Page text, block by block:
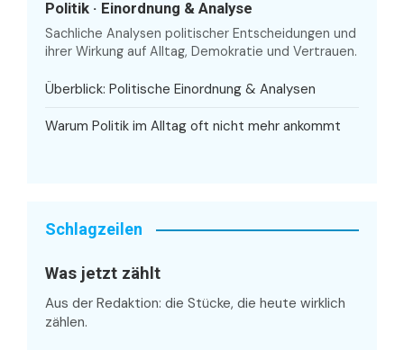
Politik · Einordnung & Analyse
Sachliche Analysen politischer Entscheidungen und
ihrer Wirkung auf Alltag, Demokratie und Vertrauen.
Überblick: Politische Einordnung & Analysen
Warum Politik im Alltag oft nicht mehr ankommt
Schlagzeilen
Was jetzt zählt
Aus der Redaktion: die Stücke, die heute wirklich
zählen.